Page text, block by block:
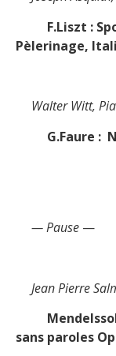
F.Liszt :
Pèlerinage,
Walter Witt,
G.Faure :
— Pause —
Jean Pierre
Mendelssohn
sans paroles